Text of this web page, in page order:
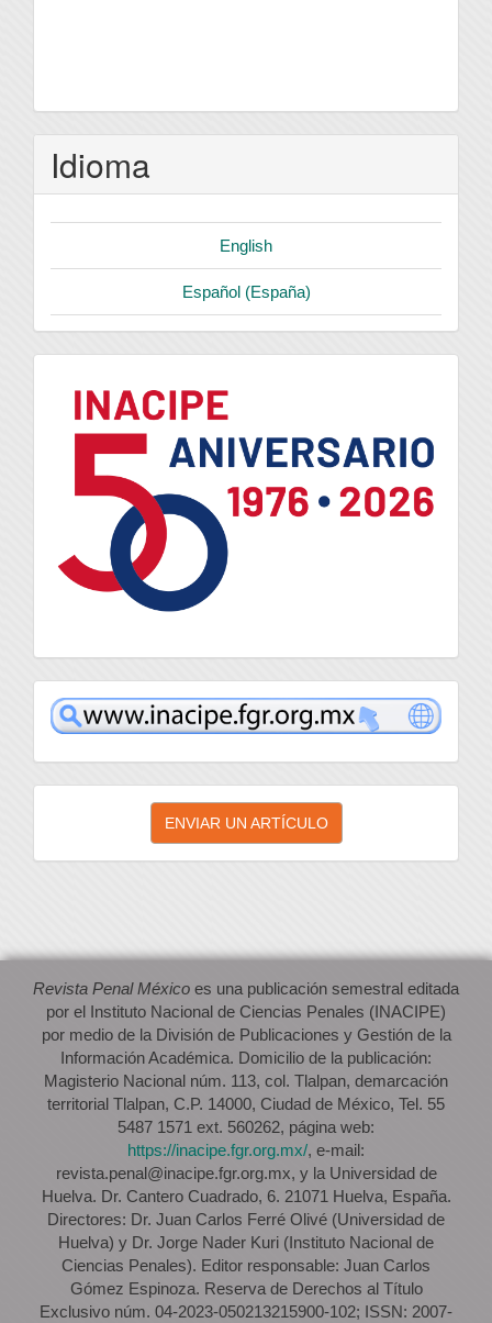
Idioma
English
Español (España)
logo
inacipe
Enviar
artículo
ENVIAR UN ARTÍCULO
Revista Penal México es una publicación semestral editada
por el Instituto Nacional de Ciencias Penales (INACIPE)
por medio de la División de Publicaciones y Gestión de la
Información Académica. Domicilio de la publicación:
Magisterio Nacional núm. 113, col. Tlalpan, demarcación
territorial Tlalpan, C.P. 14000, Ciudad de México, Tel. 55
5487 1571 ext. 560262, página web:
https://inacipe.fgr.org.mx/, e-mail:
revista.penal@inacipe.fgr.org.mx, y la Universidad de
Huelva. Dr. Cantero Cuadrado, 6. 21071 Huelva, España.
Directores: Dr. Juan Carlos Ferré Olivé (Universidad de
Huelva) y Dr. Jorge Nader Kuri (Instituto Nacional de
Ciencias Penales). Editor responsable: Juan Carlos
Gómez Espinoza. Reserva de Derechos al Título
Exclusivo núm. 04-2023-050213215900-102; ISSN: 2007-